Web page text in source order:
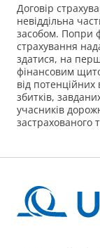
Договір
невіддільна
засобом. Попри
страхування
здатися, на
фінансовим
від
збитків,
учасників
застрахованого
та можливих
Що таке